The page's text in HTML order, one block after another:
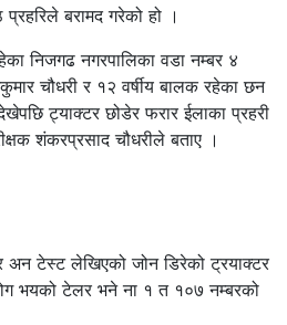
बरामद गरेको हो ।
निजगढ नगरपालिका वडा नम्बर ४
चौधरी र १२ वर्षीय बालक रहेका छन
ट्याक्टर छोडेर फरार ईलाका प्रहरी
शंकरप्रसाद चौधरीले बताए ।
अन टेस्ट लेखिएको जोन डिरेको ट्रयाक्टर
भयको टेलर भने ना १ त १०७ नम्बरको